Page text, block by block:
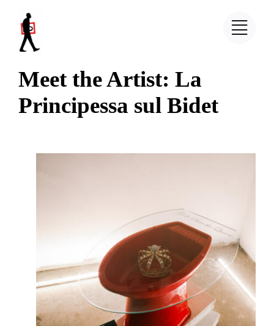
contenuto
Meet the Artist: La
Principessa sul Bidet